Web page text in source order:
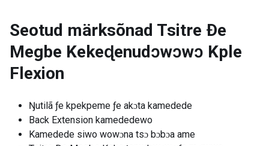
Seotud märksõnad Tsitre Ðe
Megbe Kekeɖenudɔwɔwɔ Kple
Flexion
Ŋutilã ƒe kpekpeme ƒe akɔta kamedede
Back Extension kamededewo
Kamedede siwo wowɔna tsɔ bɔbɔa ame